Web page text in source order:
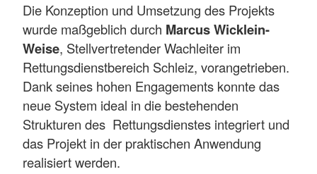
Die Konzeption und Umsetzung des Projekts
wurde maßgeblich durch Marcus Wicklein-
Weise, Stellvertretender Wachleiter im
Rettungsdienstbereich Schleiz, vorangetrieben.
Dank seines hohen Engagements konnte das
neue System ideal in die bestehenden
Strukturen des Rettungsdienstes integriert und
das Projekt in der praktischen Anwendung
realisiert werden.